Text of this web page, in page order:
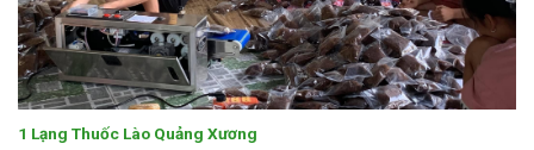
1 Lạng Thuốc Lào Quảng Xương